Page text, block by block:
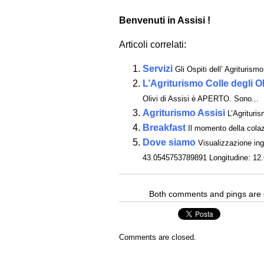
Benvenuti in Assisi !
Articoli correlati:
Servizi Gli Ospiti dell’
L’Agriturismo Colle degli
Olivi di Assisi è APERTO. Sono...
Agriturismo Assisi
Breakfast Il momento della
Dove siamo Visualizzazione
43.0545753789891 Longitudine:
Both comments and pings
Comments are closed.